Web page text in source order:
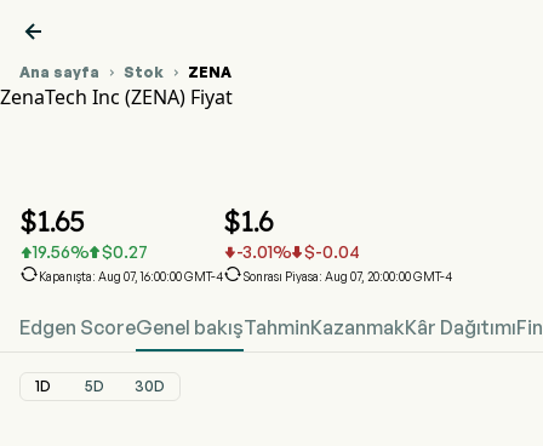

Ana sayfa  Stok  ZENA
ZenaTech Inc (ZENA) Fiyat
$1.65
19.56% $0.27
Kapanışta: Aug 07, 16:00:00 GMT-4
$1.6
-3.01% $-0.04
Sonrası Piyasa: Aug 07, 20:00:00 GMT-4
Edgen ScoreGenel bakışTahminKazanmakKâr Dağıtımı
1D 5D 30D